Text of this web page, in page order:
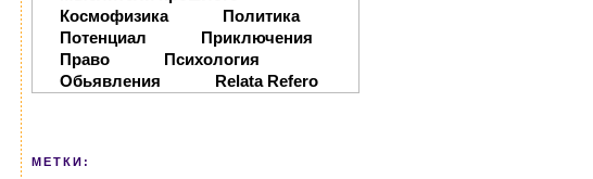
Космофизика
Политика
Потенциал
Приключения
Право
Психология
Обьявления
Relata Refero
МЕТКИ: